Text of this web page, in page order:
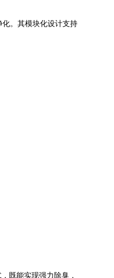
。其模块化设计支持
既能实现强力除臭，